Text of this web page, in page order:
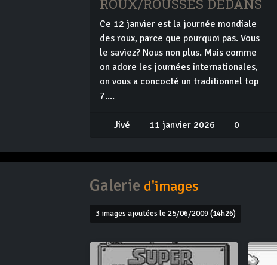
ROUX/ROUSSES DEDANS
Ce 12 janvier est la journée mondiale
des roux, parce que pourquoi pas. Vous
le saviez? Nous non plus. Mais comme
on adore les journées internationales,
on vous a concocté un traditionnel top
7....
Jivé 11 janvier 2026 0
Galerie d'images
3 images ajoutées le 25/06/2009 (14h26)